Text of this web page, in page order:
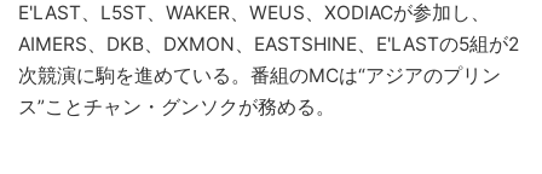
E'LAST、L5ST、WAKER、WEUS、XODIACが参加し、
AIMERS、DKB、DXMON、EASTSHINE、E'LASTの5組が2
次競演に駒を進めている。番組のMCは“アジアのプリン
ス”ことチャン・グンソクが務める。